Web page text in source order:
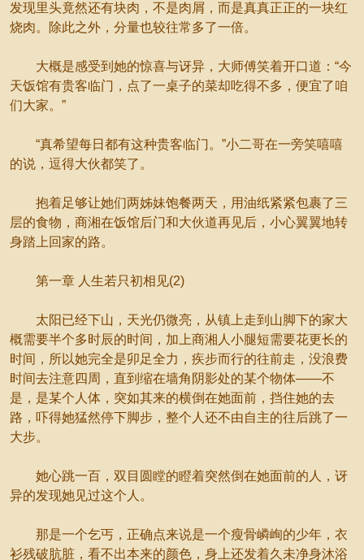
发现里头竟然还有块肉，不是肉屑，而是真真正正的一块红
烧肉。除此之外，分量也较往常多了一倍。
大概是感受到她的惊喜与讶异，大师傅笑着开口道：“今
天饭馆有贵客临门，点了一桌子的菜却吃得不多，便宜了咱
们大家。”
“真希望每日都有这种贵客临门。”小二哥在一旁笑嘻嘻
的说，逗得大伙都笑了。
抱着足够让她们两姊妹饱餐两天，用油纸紧紧包裹了三
层的食物，商湘在饭馆后门和大伙道再见后，小心翼翼地转
身踏上回家的路。
第一章 人生若只初相见(2)
太阳已经下山，天光仍微亮，从镇上走到山脚下的家大
概需要半个多时辰的时间，加上商湘人小腿短需要花更长的
时间，所以她完全是卯足全力，疾步而行的往前走，没浪费
时间去注意四周，直到缩在墙角阴影处的某个物体——不
是，是某个人体，突如其来的横倒在她面前，挡住她的去
路，吓得她猛然停下脚步，整个人还不由自主的往后跳了一
大步。
她心跳一百，双目圆瞠的瞪着突然倒在她面前的人，讶
异的发现她见过这个人。
那是一个乞丐，正确点来说是一个瘦骨嶙峋的少年，衣
衫残破肮脏，看不出本来的颜色，身上还发着久未净身沐浴